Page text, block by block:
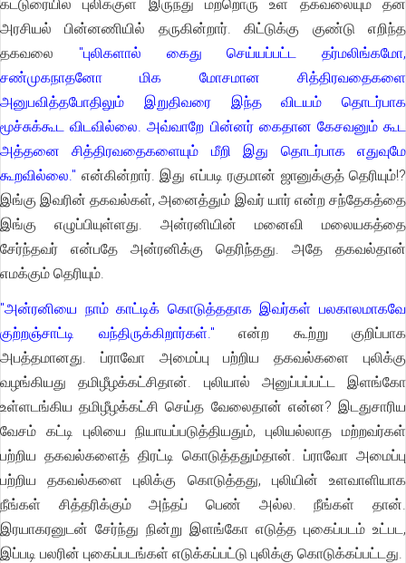
கட்டுரையில் புலிக்குள் இருந்து மற்றொரு உள் தகவலையும் தன்
அரசியல் பின்னணியில் தருகின்றார். கிட்டுக்கு குண்டு எறிந்த
தகவலை "புலிகளால் கைது செய்யப்பட்ட தர்மலிங்கமோ,
சண்முகநாதனோ மிக மோசமான சித்திரவதைகளை
அனுபவித்தபோதிலும் இறுதிவரை இந்த விடயம் தொடர்பாக
மூச்சுக்கூட விடவில்லை. அவ்வாறே பின்னர் கைதான கேசவனும் கூட
அத்தனை சித்திரவதைகளையும் மீறி இது தொடர்பாக எதுவுமே
கூறவில்லை." என்கின்றார். இது எப்படி ரகுமான் ஜானுக்குத் தெரியும்!?
இங்கு இவரின் தகவல்கள், அனைத்தும் இவர் யார் என்ற சந்தேகத்தை
இங்கு எழுப்பியுள்ளது. அன்ரனியின் மனைவி மலையகத்தை
சேர்ந்தவர் என்பதே அன்ரனிக்கு தெரிந்தது. அதே தகவல்தான்
எமக்கும் தெரியும்.
"அன்ரனியை நாம் காட்டிக் கொடுத்ததாக இவர்கள் பலகாலமாகவே
குற்றஞ்சாட்டி வந்திருக்கிறார்கள்." என்ற கூற்று குறிப்பாக
அபத்தமானது. ப்ராவோ அமைப்பு பற்றிய தகவல்களை புலிக்கு
வழங்கியது தமிழீழக்கட்சிதான். புலியால் அனுப்பப்பட்ட இளங்கோ
உள்ளடங்கிய தமிழீழக்கட்சி செய்த வேலைதான் என்ன? இடதுசாரிய
வேசம் கட்டி புலியை நியாயப்படுத்தியதும், புலியல்லாத மற்றவர்கள்
பற்றிய தகவல்களைத் திரட்டி கொடுத்ததும்தான். ப்ராவோ அமைப்பு
பற்றிய தகவல்களை புலிக்கு கொடுத்தது, புலியின் உளவாளியாக
நீங்கள் சித்தரிக்கும் அந்தப் பெண் அல்ல. நீங்கள் தான்.
இரயாகரனுடன் சேர்ந்து நின்று இளங்கோ எடுத்த புகைப்படம் உட்பட,
இப்படி பலரின் புகைப்படங்கள் எடுக்கப்பட்டு புலிக்கு கொடுக்கப்பட்டது.